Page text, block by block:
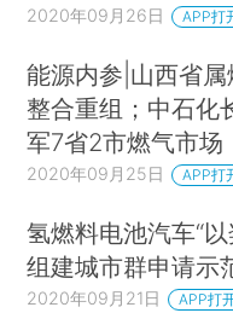
2020年09月26日 APP打
能源内参|山西省
整合重组；中石化
军7省2市燃气市场
2020年09月25日 APP打
氢燃料电池汽车“
组建城市群申请示
2020年09月21日 APP打